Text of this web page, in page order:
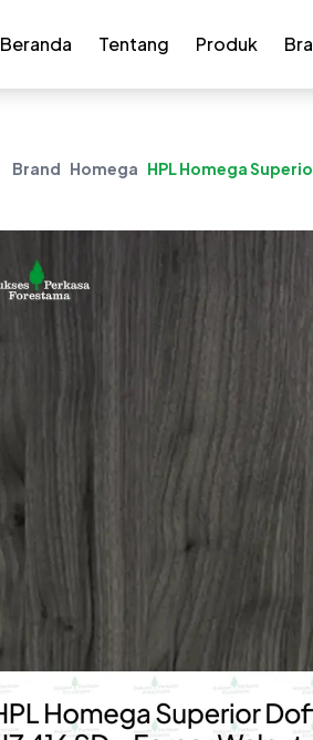
Beranda Tentang Produk
Brand Homega HPL Homega